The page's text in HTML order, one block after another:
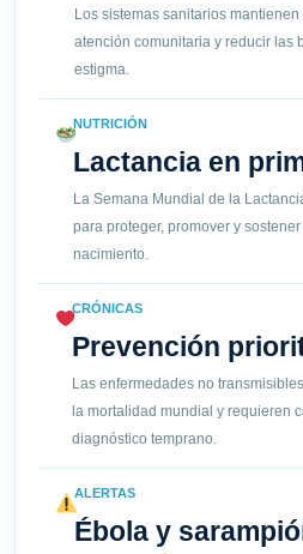
Los sistemas sanitarios
atención comunitaria y reducir las
estigma.
NUTRICIÓN
Lactancia en
La Semana Mundial de la
para proteger, promover y
nacimiento.
CRÓNICAS
Prevención
Las enfermedades no
la mortalidad mundial y requieren
diagnóstico temprano.
ALERTAS
Ébola y